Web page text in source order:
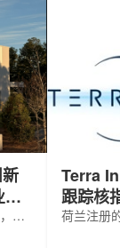
务
将
Terra
跟踪核
曝光
荷兰注册